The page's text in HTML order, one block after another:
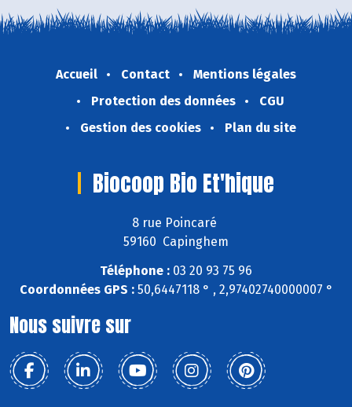
Accueil Contact
Mentions légales
Protection des données
CGU
Gestion des cookies
Plan du site
Biocoop Bio Et'hique
8 rue Poincaré
59160 Capinghem
Téléphone : 03 20 93 75 96
Coordonnées GPS :50,6447118 ° , 2,97402740000007 °
Nous suivre sur